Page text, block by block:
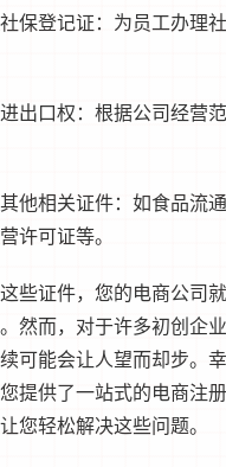
保登记证：为员工办理
出口权：根据公司经营
他相关证件：如食品流
许可证等。
些证件，您的电商公司
然而，对于许多初创企
可能会让人望而却步。
提供了一站式的电商注
您轻松解决这些问题。